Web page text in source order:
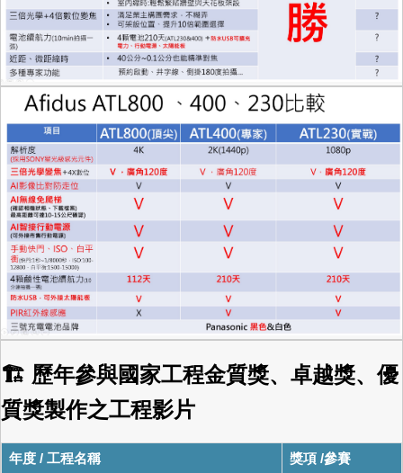
🏗 歷年參與國家工程金質獎、卓越獎、優
質獎製作之工程影片
年度 / 工程名稱 獎項 /參賽